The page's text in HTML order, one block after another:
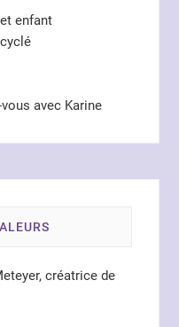
enfant
avec Karine
créatrice de